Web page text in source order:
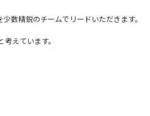
。日本支店の成長に伴い、将来的には日
数精鋭のチームでリードいただきます。
えています。